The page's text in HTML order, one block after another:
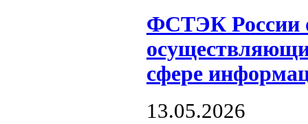
ФСТЭК России
сфере
13.05.2026